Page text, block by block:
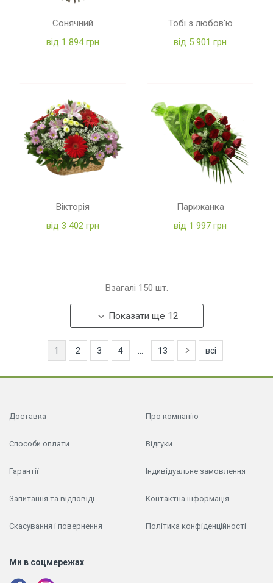
Сонячний
від 1 894 грн
Тобі з любов'ю
від 5 901 грн
Вікторія
від 3 402 грн
Парижанка
від 1 997 грн
Взагалі 150 шт.
Показати ще 12
1 2 3 4 13 всі
Доставка
Способи оплати
Гарантії
Запитання та відповіді
Скасування і повернення
Про компанію
Відгуки
Індивідуальне замовлення
Контактна інформація
Політика конфіденційності
Ми в соцмережах